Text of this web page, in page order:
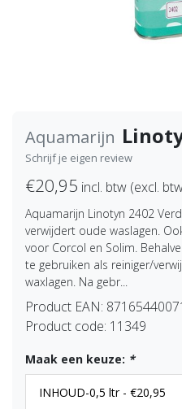
Aquamarijn
Schrijf je eigen review
€20,95 incl. btw (excl.
Aquamarijn Linotyn 2402
verwijdert oude waslagen.
voor Corcol en Solim.
te gebruiken als reiniger/
waxlagen. Na gebr...
Product EAN:
Product code: 11349
Maak een keuze: *